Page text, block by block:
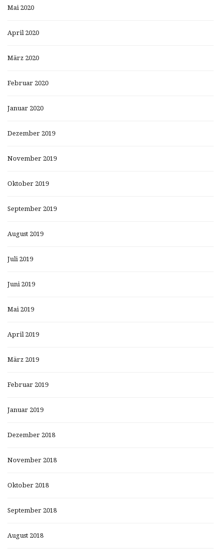
Mai 2020
April 2020
März 2020
Februar 2020
Januar 2020
Dezember 2019
November 2019
Oktober 2019
September 2019
August 2019
Juli 2019
Juni 2019
Mai 2019
April 2019
März 2019
Februar 2019
Januar 2019
Dezember 2018
November 2018
Oktober 2018
September 2018
August 2018